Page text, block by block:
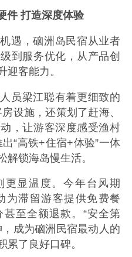
件 打造深度体验
遇，硇洲岛民宿从业者
到服务优化，从产品创
迎客能力。
员梁江聪有着更细致的
设施，还策划了赶海、
，让游客深度感受渔村
“高铁+住宿+体验”一体
解锁海岛慢生活。
更显温度。今年台风期
为滞留游客提供免费餐
至全额退款。“安全第
成为硇洲民宿最动人的
累了良好口碑。